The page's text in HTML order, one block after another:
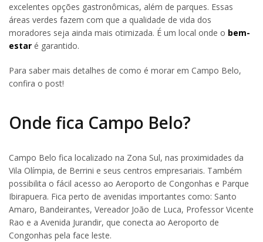
excelentes opções gastronômicas, além de parques. Essas
áreas verdes fazem com que a qualidade de vida dos
moradores seja ainda mais otimizada. É um local onde o bem-
estar é garantido.
Para saber mais detalhes de como é morar em Campo Belo,
confira o post!
Onde fica Campo Belo?
Campo Belo fica localizado na Zona Sul, nas proximidades da
Vila Olímpia, de Berrini e seus centros empresariais. Também
possibilita o fácil acesso ao Aeroporto de Congonhas e Parque
Ibirapuera. Fica perto de avenidas importantes como: Santo
Amaro, Bandeirantes, Vereador João de Luca, Professor Vicente
Rao e a Avenida Jurandir, que conecta ao Aeroporto de
Congonhas pela face leste.